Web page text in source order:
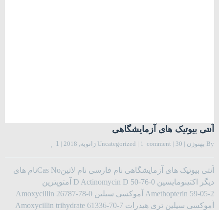
آنتی بیوتیک های آزمایشگاهی
By بهنوژن |
Uncategorized | 1  comment | 30 ژانویه, 2018 |
1
آنتی بیوتیک های آزمایشگاهی نام فارسی نام لاتینCas Noنام های
دیگر اکتینومایسین D Actinomycin D 50-76-0 آمتوپترین
Amethopterin 59-05-2 آموکسی سیلین Amoxycillin 26787-78-0
آموکسی سیلین تری هیدرات Amoxycillin trihydrate 61336-70-7